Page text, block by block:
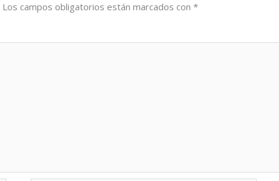
Los campos obligatorios están marcados con *